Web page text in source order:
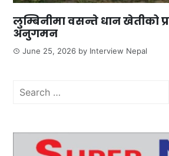
लुम्बिनीमा वसन्ते धान खेतीको
अनुगमन
June 25, 2026 by Interview Nepal
Search